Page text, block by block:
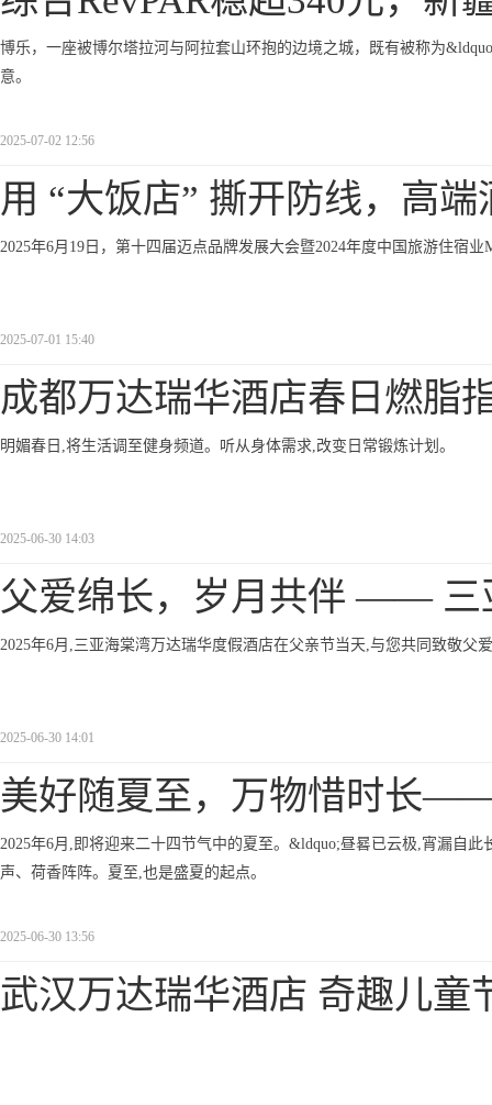
博乐，一座被博尔塔拉河与阿拉套山环抱的边境之城，既有被称为
意。
2025-07-02 12:56
用 “大饭店” 撕开防线，高端
2025年6月19日，第十四届迈点品牌发展大会暨2024年度中国旅游住宿
2025-07-01 15:40
成都万达瑞华酒店春日燃脂
明媚春日,将生活调至健身频道。听从身体需求,改变日常锻炼计划。
2025-06-30 14:03
父爱绵长，岁月共伴 —— 三
2025年6月,三亚海棠湾万达瑞华度假酒店在父亲节当天,与您共同致敬父
2025-06-30 14:01
美好随夏至，万物惜时长
2025年6月,即将迎来二十四节气中的夏至。&ldquo;昼晷已云极,宵漏自
声、荷香阵阵。夏至,也是盛夏的起点。
2025-06-30 13:56
武汉万达瑞华酒店 奇趣儿童